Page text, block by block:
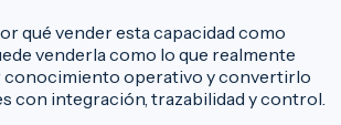
qué vender esta capacidad como
venderla como lo que realmente
conocimiento operativo y convertirlo
con integración, trazabilidad y control.